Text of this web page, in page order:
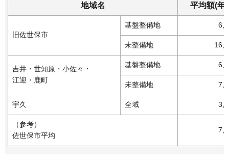
地域名 平均額(年
旧佐世保市
基盤整備地
未整備地
吉井・世知原・小佐々・
江迎・鹿町
基盤整備地
未整備地
宇久 全域
（参考）
佐世保市平均